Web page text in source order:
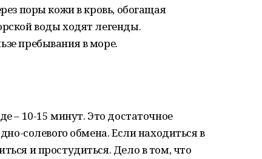
поры кожи в кровь, обогащая
воды ходят легенды.
пребывания в море.
– 10-15 минут. Это достаточное
солевого обмена. Если находиться в
и простудиться. Дело в том, что